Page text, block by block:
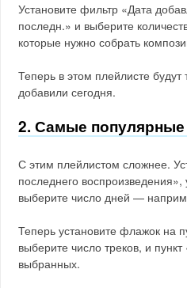
Установите фильтр «Дата
последн.» и выберите
которые нужно собрать
Теперь в этом плейлисте будут
добавили сегодня.
2. Самые популярные
С этим плейлистом сложнее.
последнего
выберите число дней —
Теперь установите флажок на
выберите число треков, и
выбранных.